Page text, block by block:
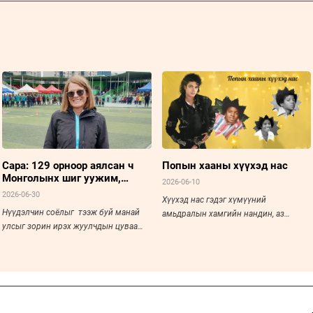
Сара: 129 орноор аялсан ч
Монголынх шиг уужим,
тайван мэдрэмжийг хаанаас
2026-06-30
Нүүдэлчин соёлыг тээж буй манай
улсыг зорин ирэх жуулчдын цуваа
Попын хааны хүүхэд нас
2026-06-10
Хүүхэд нас гэдэг хүмүүний
амьдралын хамгийн нандин, аз